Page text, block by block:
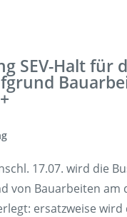
SEV-Halt für
17.07. wird die
von Bauarbeiten am
ersatzweise